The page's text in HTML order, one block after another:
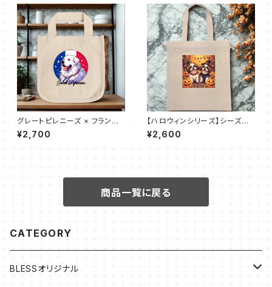
グレートピレニーズ × フランス
国旗｜ロコトート（Ｓ）
¥2,700
【ハロウィンシリーズ】シーズー
｜厚手コットンガゼット巾着トー
ト（L）
¥2,600
商品一覧に戻る
CATEGORY
BLESSオリジナル